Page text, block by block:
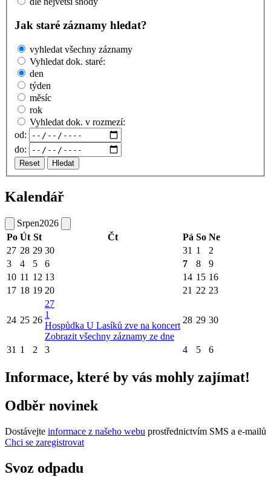
Jak staré záznamy hledat?
vyhledat všechny záznamy
Vyhledat dok. staré:
den
týden
měsíc
rok
Vyhledat dok. v rozmezí:
od:
do:
Reset Hledat
Kalendář
Srpen2026
Po Út St Čt Pá So Ne
27 28 29 30 31 1
2
3
4 5 6 7 8
9
10 11 12 13 14 15 16
17 18 19 20 21 22 23
24 25 26
27
1
Hospůdka U Lasíků zve na koncert
Zobrazit všechny záznamy ze dne
28 29 30
31 1 2 3 4 5 6
Informace, které by vás mohly zajímat!
Odběr novinek
Dostávejte informace z našeho webu prostřednictvím SMS a e-mailů
Chci se zaregistrovat
Svoz odpadu